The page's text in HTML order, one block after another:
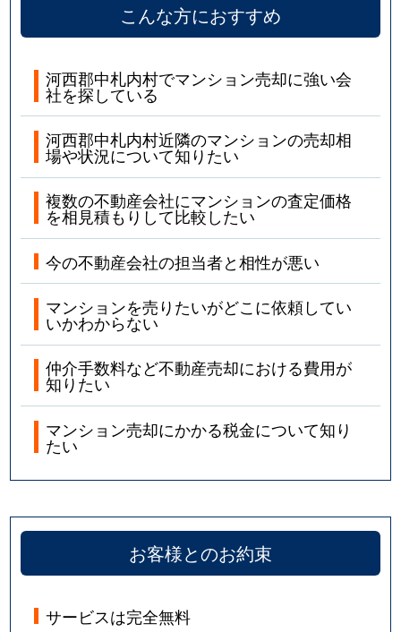
こんな方におすすめ
河西郡中札内村でマンション売却に強い会
社を探している
河西郡中札内村近隣のマンションの売却相
場や状況について知りたい
複数の不動産会社にマンションの査定価格
を相見積もりして比較したい
今の不動産会社の担当者と相性が悪い
マンションを売りたいがどこに依頼してい
いかわからない
仲介手数料など不動産売却における費用が
知りたい
マンション売却にかかる税金について知り
たい
お客様とのお約束
サービスは完全無料